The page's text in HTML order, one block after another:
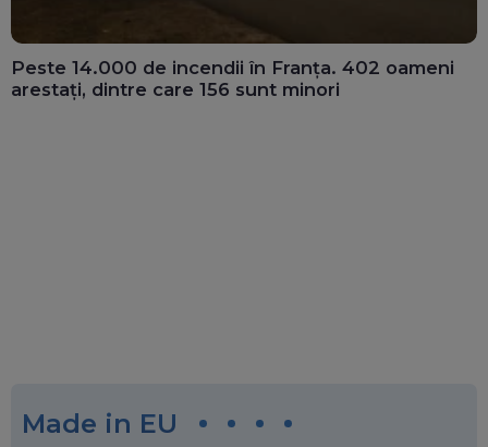
Peste 14.000 de incendii în Franța. 402 oameni
arestați, dintre care 156 sunt minori
Made in EU